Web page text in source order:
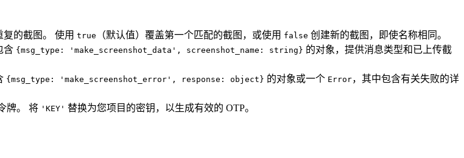
的截图。 使用 true （默认值）覆盖第一个匹配的截图，或使用 false 创建新的截图，即使名称相同。
含 {msg_type: 'make_screenshot_data', screenshot_name: string} 的对象，提供消息类型和已上传截
{msg_type: 'make_screenshot_error', response: object} 的对象或一个 Error，其中包含有关失败的详
牌。 将 'KEY' 替换为您项目的密钥，以生成有效的 OTP。